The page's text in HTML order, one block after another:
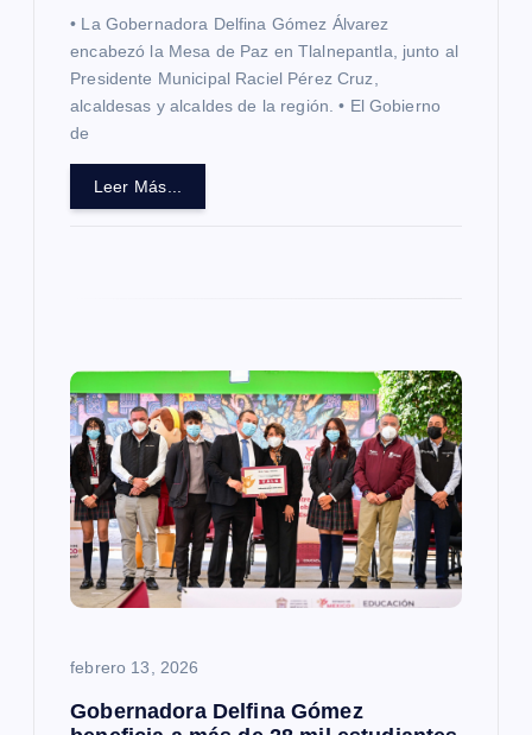
• La Gobernadora Delfina Gómez Álvarez
encabezó la Mesa de Paz en Tlalnepantla, junto al
Presidente Municipal Raciel Pérez Cruz,
alcaldesas y alcaldes de la región. • El Gobierno
de
Leer Más...
febrero 13, 2026
Gobernadora Delfina Gómez